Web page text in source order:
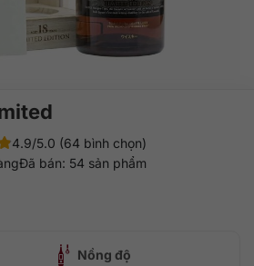
4.9/5.0 (64 bình chọn)
Đã bán: 54 sản phẩm
Nồng độ